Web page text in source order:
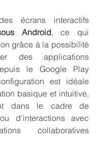
écrans interactifs
Android, ce qui
grâce à la possibilité
des applications
le Google Play
est idéale
basique et intuitive,
dans le cadre de
d'interactions avec
collaboratives